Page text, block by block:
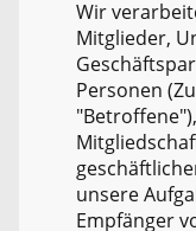
Wir
Mitglieder,
Personen
unsere
Empfänger